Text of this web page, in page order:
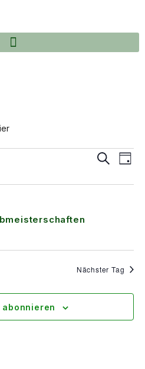
und
Suche
Tag
Nächster Tag